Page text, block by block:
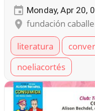
Monday, Apr 20,
fundación
literatura
noeliacortés